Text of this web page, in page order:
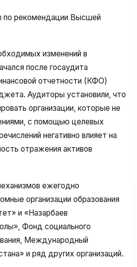
рекомендации Высшей
изменений в
после госаудита
отчетности (КФО)
Аудиторы установили, что
организации, которые не
с помощью целевых
негативно влияет на
отражения активов
ежегодно
организации образования
и «Назарбаев
Фонд социального
Международный
и ряд других организаций.